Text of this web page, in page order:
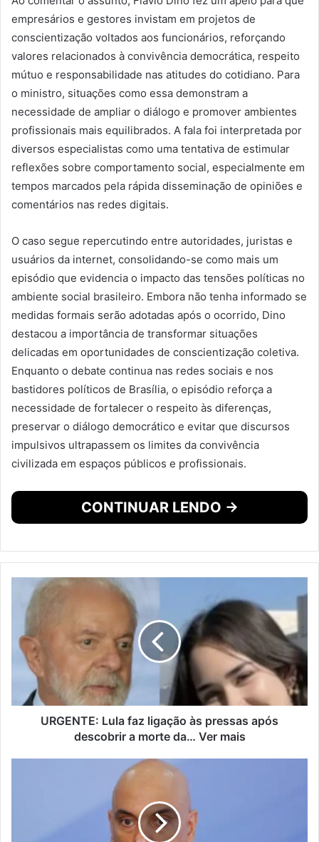
empresários e gestores invistam em projetos de
conscientização voltados aos funcionários, reforçando
valores relacionados à convivência democrática, respeito
mútuo e responsabilidade nas atitudes do cotidiano. Para
o ministro, situações como essa demonstram a
necessidade de ampliar o diálogo e promover ambientes
profissionais mais equilibrados. A fala foi interpretada por
diversos especialistas como uma tentativa de estimular
reflexões sobre comportamento social, especialmente em
tempos marcados pela rápida disseminação de opiniões e
comentários nas redes digitais.
O caso segue repercutindo entre autoridades, juristas e
usuários da internet, consolidando-se como mais um
episódio que evidencia o impacto das tensões políticas no
ambiente social brasileiro. Embora não tenha informado se
medidas formais serão adotadas após o ocorrido, Dino
destacou a importância de transformar situações
delicadas em oportunidades de conscientização coletiva.
Enquanto o debate continua nas redes sociais e nos
bastidores políticos de Brasília, o episódio reforça a
necessidade de fortalecer o respeito às diferenças,
preservar o diálogo democrático e evitar que discursos
impulsivos ultrapassem os limites da convivência
civilizada em espaços públicos e profissionais.
CONTINUAR LENDO →
URGENTE: Lula faz ligação às pressas após
descobrir a morte da… Ver mais